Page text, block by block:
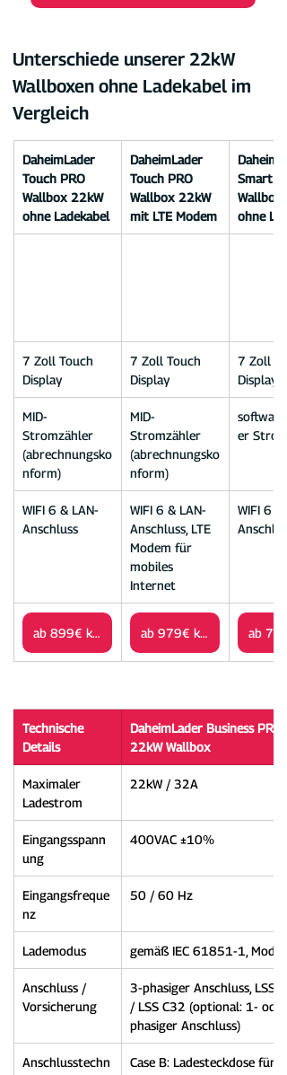
Unterschiede unserer 22kW
Wallboxen ohne Ladekabel im
Vergleich
DaheimLader
Touch PRO
Wallbox 22kW
ohne Ladekabel
DaheimLader
Touch PRO
Wallbox 22kW
mit LTE Modem
Smart
Wallbox
ohne
7 Zoll Touch
Display
7 Zoll Touch
Display
7 Zoll
Display
MID-
Stromzähler
(abrechnungsko
nform)
MID-
Stromzähler
(abrechnungsko
nform)
er
WIFI 6 & LAN-
Anschluss
WIFI 6 & LAN-
Anschluss, LTE
Modem für
mobiles
Internet
WIFI 6 &
Anschluss
ab 899€ kaufen ab 979€ kaufen
Technische
Details
DaheimLader Business PRO
22kW Wallbox
Maximaler
Ladestrom
22kW / 32A
Eingangsspann
ung
400VAC ±10%
Eingangsfreque
nz
50 / 60 Hz
Lademodus gemäß IEC 61851-1, Mode 3
Anschluss /
Vorsicherung
3-phasiger Anschluss, LSS
/ LSS C32 (optional: 1- oder
phasiger Anschluss)
Anschlusstechn
Case B: Ladesteckdose für